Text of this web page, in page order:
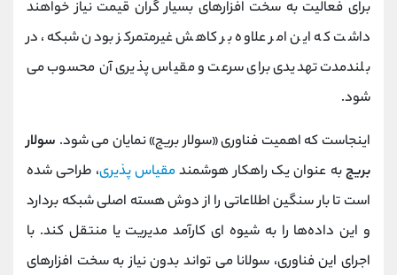
برای فعالیت به سخت ‌افزارهای بسیار گران‌ قیمت نیاز خواهند
داشت که این امر علاوه بر کاهش غیرمتمرکز بودن شبکه، در
بلندمدت تهدیدی برای سرعت و مقیاس ‌پذیری آن محسوب می
‌شود.
اینجاست که اهمیت فناوری «سولار بریج» نمایان می ‌شود. سولار
بریجبه عنوان یک راهکار هوشمندمقیاس‌ پذیری، طراحی شده
است تا بار سنگین اطلاعاتی را از دوش هسته اصلی شبکه بردارد
و این داده‌ها را به شیوه ‌ای کارآمد مدیریت یا منتقل کند. با
اجرای این فناوری، سولانا می ‌تواند بدون نیاز به سخت ‌افزارهای